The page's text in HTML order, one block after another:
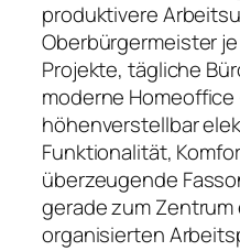
produktivere
Oberbürgermeister
Projekte, tägliche
moderne
höhenverstellbar
Funktionalität,
überzeugende
gerade zum
organisierten